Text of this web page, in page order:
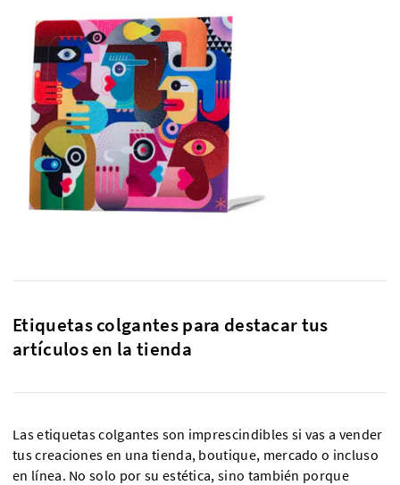
Etiquetas colgantes para destacar tus
artículos en la tienda
Las etiquetas colgantes son imprescindibles si vas a vender
tus creaciones en una tienda, boutique, mercado o incluso
en línea. No solo por su estética, sino también porque